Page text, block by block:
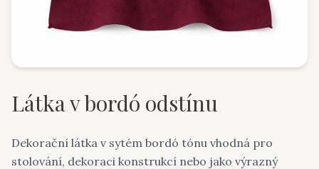
Látka v bordó odstínu
Dekorační látka v sytém bordó tónu vhodná pro
stolování, dekoraci konstrukcí nebo jako výrazný